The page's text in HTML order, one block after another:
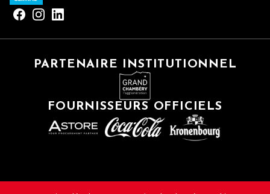
PARTENAIRE INSTITUTIONNEL
FOURNISSEURS OFFICIELS